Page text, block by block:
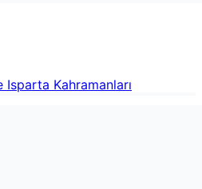
Kahramanları